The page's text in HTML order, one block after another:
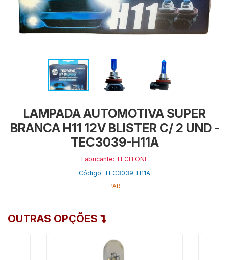
LAMPADA AUTOMOTIVA SUPER
BRANCA H11 12V BLISTER C/ 2 UND -
TEC3039-H11A
Fabricante: TECH ONE
Código: TEC3039-H11A
PAR
OUTRAS OPÇÕES